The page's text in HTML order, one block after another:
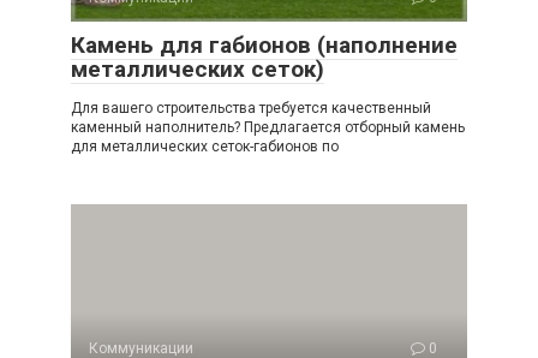
Камень для габионов (наполнение
металлических сеток)
Для вашего строительства требуется качественный
каменный наполнитель? Предлагается отборный камень
для металлических сеток-габионов по
Коммуникации 0